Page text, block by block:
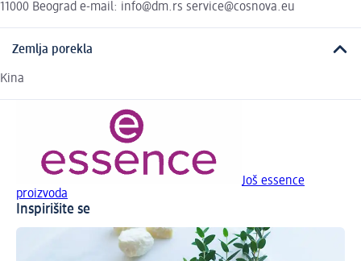
11000 Beograd e-mail: info@dm.rs service@cosnova.eu
Zemlja porekla
Kina
Još essence
proizvoda
Inspirišite se